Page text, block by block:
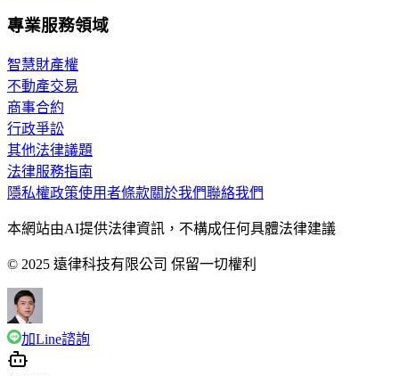
專業服務領域
智慧財產權
不動產交易
商事合約
行政爭訟
其他法律議題
法律服務指南
隱私權政策使用者條款關於我們聯絡我們
本網站由AI提供法律資訊，不構成任何具體法律建議
© 2025 遠律科技有限公司 保留一切權利
加Line諮詢